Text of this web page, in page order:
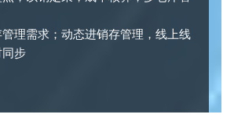
理需求；动态进销存管理，线上线
同步